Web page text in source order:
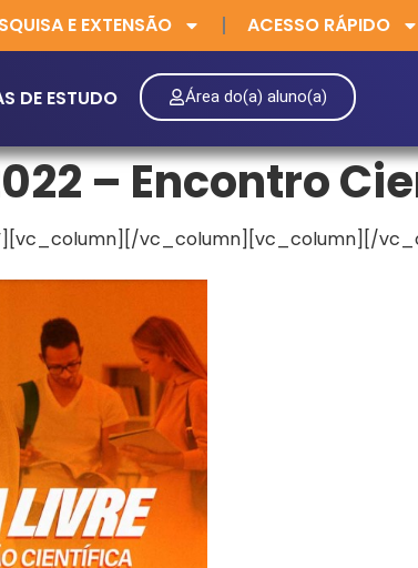
E EXTENSÃO ACESSO RÁPIDO
DE ESTUDO Área do(a) aluno(a)
– Encontro
vc_column][vc_column][/